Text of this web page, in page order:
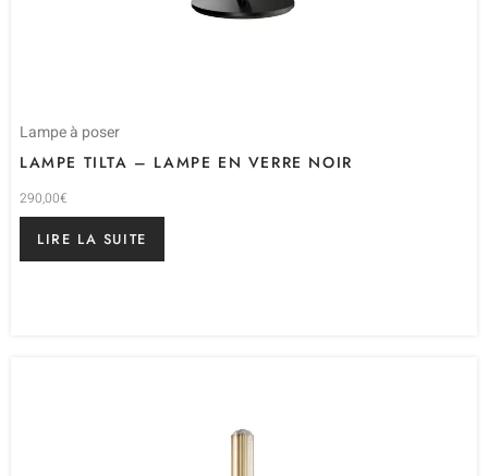
Lampe à poser
LAMPE TILTA – LAMPE EN VERRE NOIR
290,00€
LIRE LA SUITE